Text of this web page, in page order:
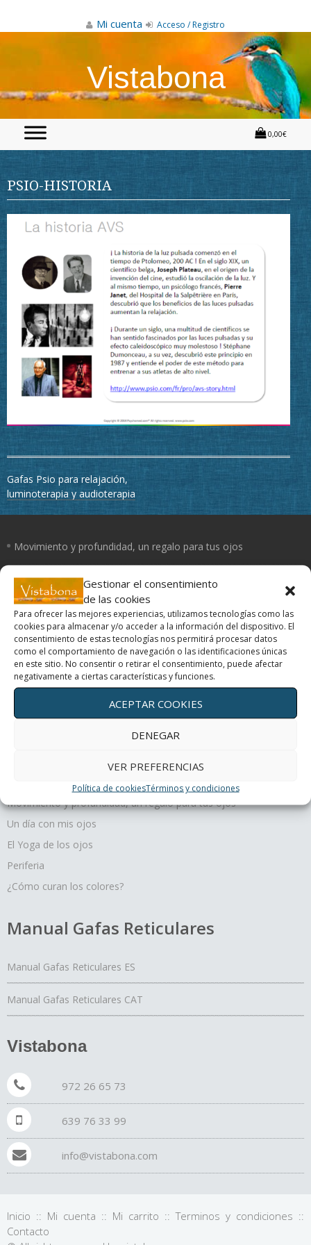
Gestionar el consentimiento
de las cookies
Para ofrecer las mejores experiencias, utilizamos tecnologías como las
cookies para almacenar y/o acceder a la información del dispositivo. El
consentimiento de estas tecnologías nos permitirá procesar datos
como el comportamiento de navegación o las identificaciones únicas
en este sitio. No consentir o retirar el consentimiento, puede afectar
negativamente a ciertas características y funciones.
ACEPTAR COOKIES
DENEGAR
VER PREFERENCIAS
Política de cookiesTérminos y condiciones
Mi cuenta Acceso / Registro
Vistabona
0,00€
PSIO-HISTORIA
Navegación
de
entradas
Gafas Psio para relajación,
luminoterapia y audioterapia
Movimiento y profundidad, un regalo para tus ojos
Un día con mis ojos
El Yoga de los ojos
Periferia
¿Cómo curan los colores?
Terapias oculares
Movimiento y profundidad, un regalo para tus ojos
Un día con mis ojos
El Yoga de los ojos
Periferia
¿Cómo curan los colores?
Manual Gafas Reticulares
Manual Gafas Reticulares ES
Manual Gafas Reticulares CAT
Vistabona
972 26 65 73
639 76 33 99
info@vistabona.com
Inicio :: Mi cuenta :: Mi carrito ::Terminos y condiciones ::
Contacto